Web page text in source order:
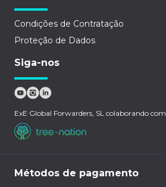
Condições de Contratação
Proteção de Dados
Siga-nos
ExE Global Forwarders, SL colaborando com
Métodos de pagamento